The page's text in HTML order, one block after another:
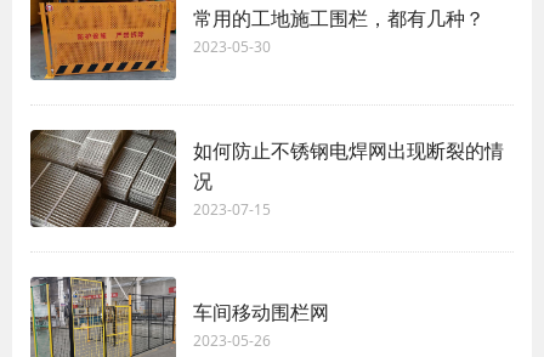
常用的工地施工围栏，都有几种？
2023-05-30
如何防止不锈钢电焊网出现断裂的情
况
2023-07-15
车间移动围栏网
2023-05-26